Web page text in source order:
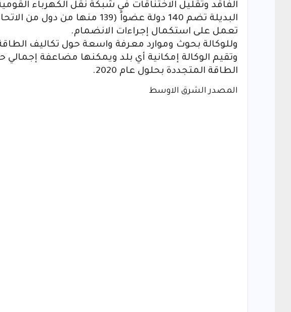
الفاقد وتقليل الاختناقات في شبكة نقل الكهرباء
تعمل على استكمال إجراءات الانضمام.
وتقيم الوكالة إمكانية أي بلد ويمكنها مضاعفة
الطاقة المتجددة بحلول عام 2020.
المصدر الشرق الاوسط